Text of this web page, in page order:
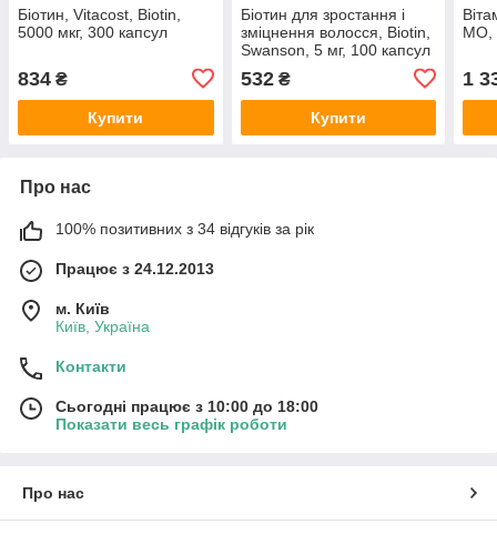
Біотин, Vitacost, Biotin,
5000 мкг, 300 капсул
834 ₴
Купити
Біотин для зростання і
зміцнення волосся, Biotin,
Swanson, 5 мг, 100 капсул
532₴
Купити
МО,
1
Про нас
100% позитивних з 34 відгуків за рік
Працює з 24.12.2013
м. Київ
Київ, Україна
Контакти
Сьогодні працює з 10:00 до 18:00
Показати весь графік роботи
Про нас